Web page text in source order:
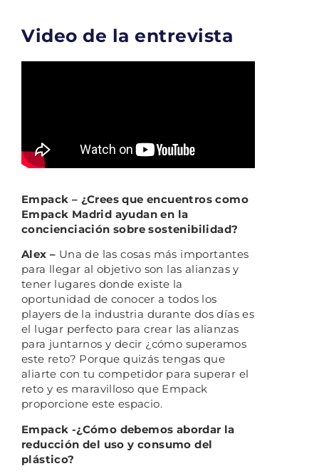
Video de la entrevista
Empack – ¿Crees que encuentros como
Empack Madrid ayudan en la
concienciación sobre sostenibilidad?
Alex – Una de las cosas más importantes
para llegar al objetivo son las alianzas y
tener lugares donde existe la
oportunidad de conocer a todos los
players de la industria durante dos días es
el lugar perfecto para crear las alianzas
para juntarnos y decir ¿cómo superamos
este reto? Porque quizás tengas que
aliarte con tu competidor para superar el
reto y es maravilloso que Empack
proporcione este espacio.
Empack -¿Cómo debemos abordar la
reducción del uso y consumo del
plástico?